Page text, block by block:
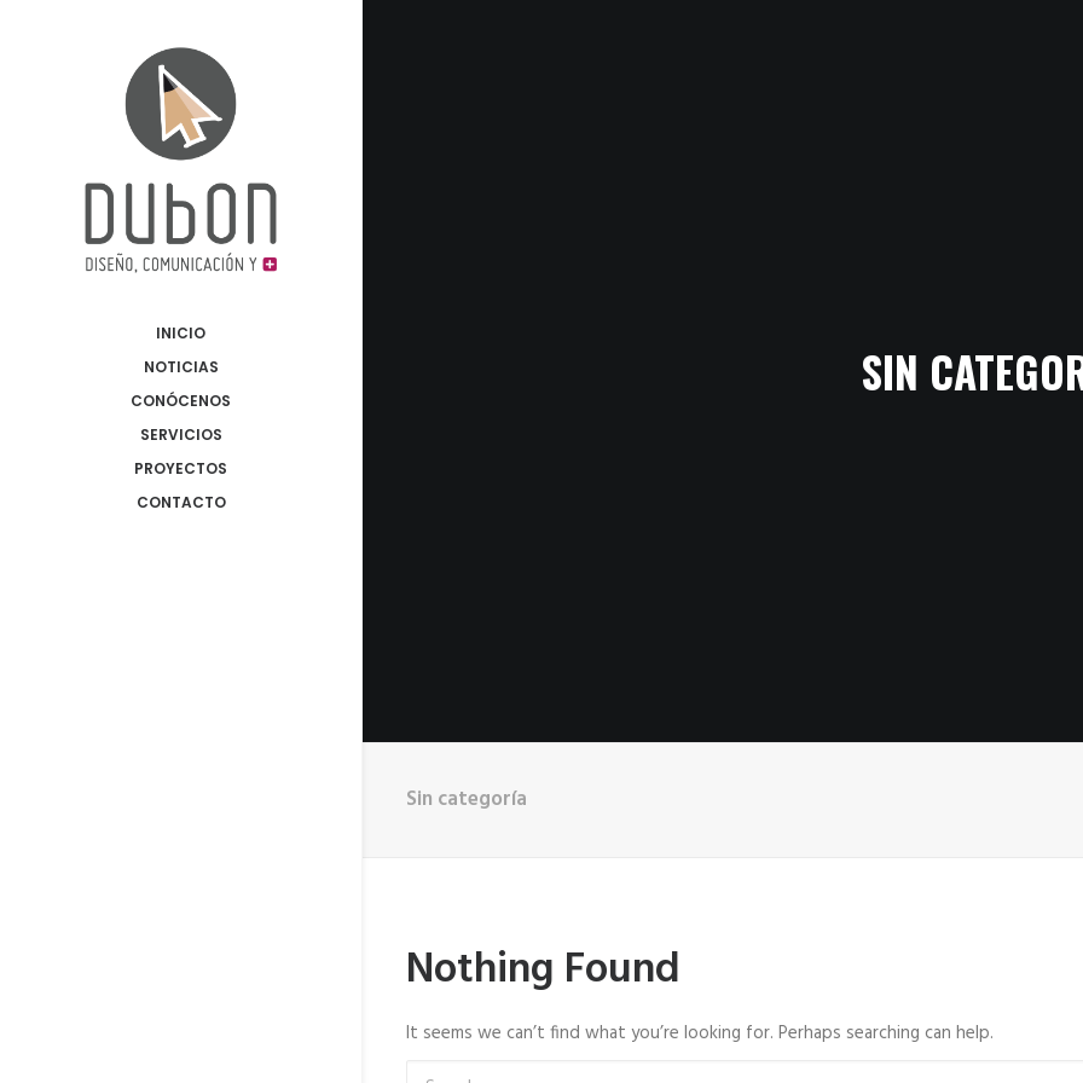
INICIO
NOTICIAS
CONÓCENOS
SERVICIOS
PROYECTOS
CONTACTO
SIN
Sin categoría
Nothing Found
It seems we can’t find what you’re looking for. Perhaps searching can help.